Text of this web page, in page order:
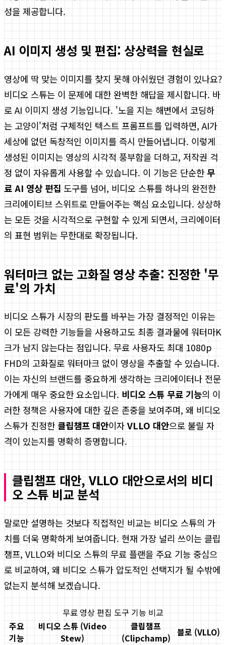
성을 제공합니다.
AI 이미지 생성 및 편집: 상상력을 현실로
영상에 딱 맞는 이미지를 찾지 못해 아쉬웠던 경험이 있나요?
비디오 스튜는 이 문제에 대한 완벽한 해답을 제시합니다. 바
로 AI 이미지 생성 기능입니다. '노을 지는 해변에서 코딩하
는 고양이'처럼 구체적인 텍스트 프롬프트를 입력하면, AI가
세상에 없던 독창적인 이미지를 즉시 만들어냅니다. 이렇게
생성된 이미지는 영상의 시각적 풍부함을 더하고, 저작권 걱
정 없이 자유롭게 사용할 수 있습니다. 이 기능은 단순한 무
료 AI 영상 편집 도구를 넘어, 비디오 스튜를 하나의 완전한
크리에이티브 스위트로 만들어주는 핵심 요소입니다. 상상하
는 모든 것을 시각적으로 구현할 수 있게 되면서, 크리에이터
의 표현 범위는 무한대로 확장됩니다.
워터마크 없는 고화질 영상 추출: 진정한 '무
료'의 가치
비디오 스튜가 시장의 판도를 바꾸는 가장 결정적인 이유는
이 모든 강력한 기능들을 사용하고도 최종 결과물에 워터마K
크가 남지 않는다는 점입니다. 무료 사용자도 최대 1080p
FHD의 고화질로 워터마크 없이 영상을 추출할 수 있습니다.
이는 자신의 브랜드를 중요하게 생각하는 크리에이터나 전문
가에게 매우 중요한 요소입니다. 비디오 스튜 무료 기능의 이
러한 정책은 사용자에 대한 깊은 존중을 보여주며, 왜 비디오
스튜가 진정한 클립챔프 대안이자 VLLO 대안으로 불릴 자
격이 있는지를 명확히 증명합니다.
클립챔프 대안, VLLO 대안으로서의 비디
오 스튜 비교 분석
말로만 설명하는 것보다 직접적인 비교는 비디오 스튜의 가
치를 더욱 명확하게 보여줍니다. 현재 가장 널리 쓰이는 클립
챔프, VLLO와 비디오 스튜의 무료 플랜을 주요 기능 중심으
로 비교하여, 왜 비디오 스튜가 압도적인 선택지가 될 수밖에
없는지 분석해 보겠습니다.
무료 영상 편집 도구 기능 비교
주요
기능
비디오 스튜 (Video
Stew)
클립챔프
(Clipchamp) 블로 (VLLO)